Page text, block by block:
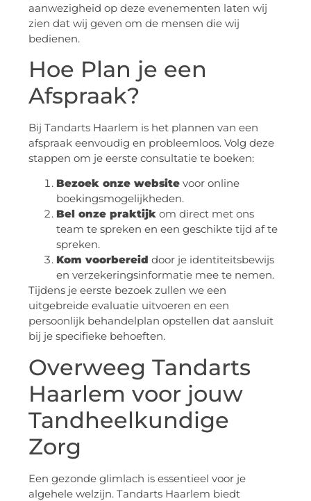
aanwezigheid op deze evenementen laten wij
zien dat wij geven om de mensen die wij
bedienen.
Hoe Plan je een
Afspraak?
Bij Tandarts Haarlem is het plannen van een
afspraak eenvoudig en probleemloos. Volg deze
stappen om je eerste consultatie te boeken:
Bezoek onze website voor online
boekingsmogelijkheden.
Bel onze praktijk om direct met ons
team te spreken en een geschikte tijd af te
spreken.
Kom voorbereid door je identiteitsbewijs
en verzekeringsinformatie mee te nemen.
Tijdens je eerste bezoek zullen we een
uitgebreide evaluatie uitvoeren en een
persoonlijk behandelplan opstellen dat aansluit
bij je specifieke behoeften.
Overweeg Tandarts
Haarlem voor jouw
Tandheelkundige
Zorg
Een gezonde glimlach is essentieel voor je
algehele welzijn. Tandarts Haarlem biedt